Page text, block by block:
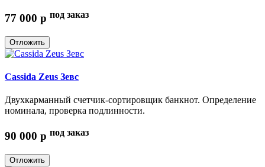
77 000 p под заказ
Отложить
Cassida Zeus Зевс
Двухкарманный счетчик-сортировщик банкнот. Определение
номинала, проверка подлинности.
90 000 p под заказ
Отложить